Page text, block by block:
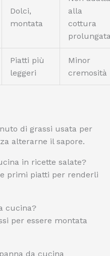
Dolci,
montata
alla
cottura
Piatti più
leggeri
Minor
cremosità
di grassi usata per
alterarne il sapore.
in ricette salate?
primi piatti per renderli
cucina?
per essere montata
da cucina